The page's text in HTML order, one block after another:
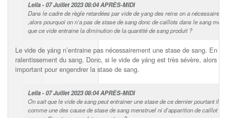
Leila - 07 Juillet 2023 08:04 APRÈS-MIDI
Dans le cadre de règle retardées par vide de yang des reins on a
,alors pourquoi on n’a pas de stase de sang donc de caillots dans le sang
que ce vide entraine la diminution de la quantité de sang produit ?
Le vide de yáng n’entraine pas nécessairement une stase de sang. En
ralentissement du sang. Donc, si le vide de yáng est très sévère, alors
important pour engendrer la stase de sang.
Leila - 07 Juillet 2023 08:04 APRÈS-MIDI
On sait que le vide de sang peut entrainer une stase de ce dernier pourtant il
comme une des cause de stase de sang menstruel ni d’apparition de caillot